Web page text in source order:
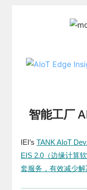
智能工厂
IEI’s TANK AIoT
EIS 2.0（边缘计算
套服务，有效减少